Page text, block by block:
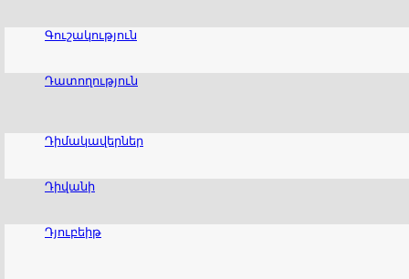
Գուշակություն
Դատողություն
Դիմակավերներ
Դիվանի
Դյուբեիթ